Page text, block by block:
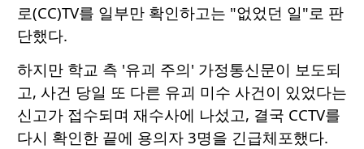
로(CC)TV를 일부만 확인하고는 "없었던 일"로 판
단했다.
하지만 학교 측 '유괴 주의' 가정통신문이 보도되
고, 사건 당일 또 다른 유괴 미수 사건이 있었다는
신고가 접수되며 재수사에 나섰고, 결국 CCTV를
다시 확인한 끝에 용의자 3명을 긴급체포했다.